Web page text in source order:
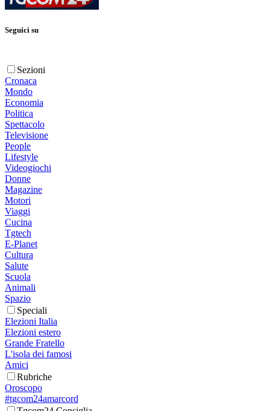
Seguici su
Sezioni
Cronaca
Mondo
Economia
Politica
Spettacolo
Televisione
People
Lifestyle
Videogiochi
Donne
Magazine
Motori
Viaggi
Cucina
Tgtech
E-Planet
Cultura
Salute
Scuola
Animali
Spazio
Speciali
Elezioni Italia
Elezioni estero
Grande Fratello
L'isola dei famosi
Amici
Rubriche
Oroscopo
#tgcom24amarcord